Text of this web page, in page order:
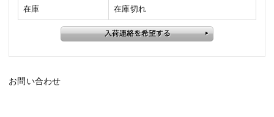
在庫 在庫切れ
お問い合わせ